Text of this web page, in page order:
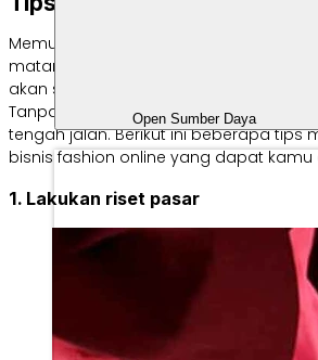
Open Sumber Daya
Memulai bisnis fashion memang perlu
matang. Langkah awal menjadi kunci
akan sukses di masa mendatang atau
Tanpa strategi yang jelas, bisnis bisa
tengah jalan. Berikut ini beberapa tips
bisnis fashion online yang dapat kamu
1. Lakukan riset pasar